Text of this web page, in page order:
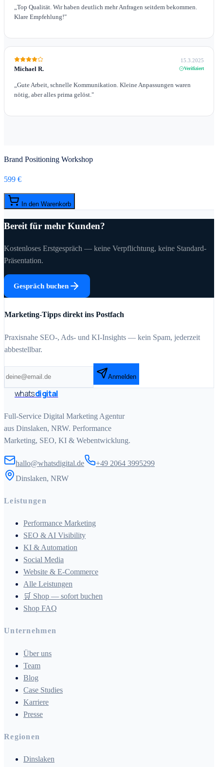
Top Qualität. Wir haben deutlich mehr Anfragen seitdem bekommen.
Klare Empfehlung!"
Michael R.
15.3.2025
Verifiziert
Gute Arbeit, schnelle Kommunikation. Kleine Anpassungen waren
nötig, aber alles prima gelöst. "
Brand Positioning Workshop
599 €
In den Warenkorb
Bereit für mehr Kunden?
Kostenloses Erstgespräch — keine Verpflichtung, keine Standard-
Präsentation.
Gespräch buchen
Marketing-Tipps direkt ins Postfach
Praxisnahe SEO-, Ads- und KI-Insights — kein Spam, jederzeit
abbestellbar.
Anmelden
whatsdigital
Full-Service Digital Marketing Agentur
aus Dinslaken, NRW. Performance
Marketing, SEO, KI & Webentwicklung.
hallo@whatsdigital.de
+49 2064 3995299
Dinslaken, NRW
Leistungen
Performance Marketing
SEO & AI Visibility
KI & Automation
Social Media
Website & E-Commerce
Alle Leistungen
🛒 Shop — sofort buchen
Shop FAQ
Unternehmen
Über uns
Team
Blog
Case Studies
Karriere
Presse
Regionen
Dinslaken